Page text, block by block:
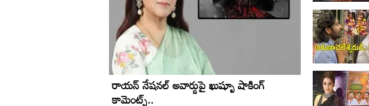
రాయన్ నేషనల్ అవార్డుపై ఖుష్బూ షాకింగ్
కామెంట్స్..